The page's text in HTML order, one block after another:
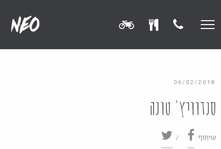
06/02/2018
סנדוויץ' טונה
שיתוף: